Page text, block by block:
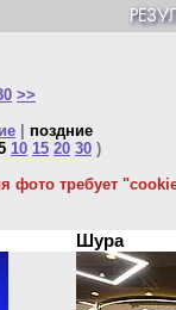
>>
поздние
10 15 20 30 )
требует
Шура